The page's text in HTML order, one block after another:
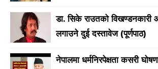
डा. सिके राउतको विखण्डनकारी
लगाउने दुई दस्तावेज (पूर्णपाठ)
नेपालमा धर्मनिरपेक्षता कसरी